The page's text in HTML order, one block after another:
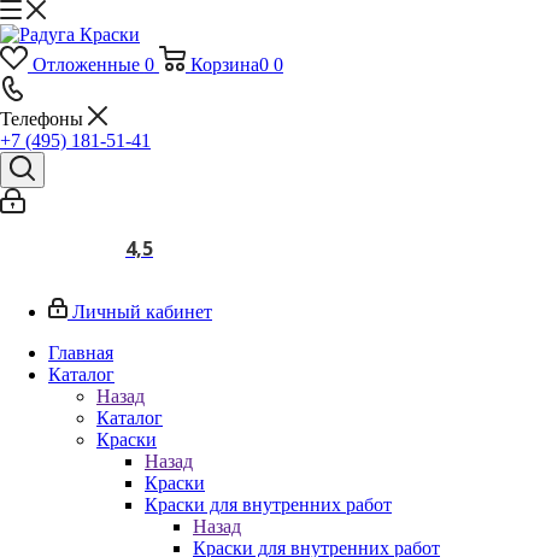
Отложенные 0 Корзина0 0
Телефоны
+7 (495) 181-51-41
4,5
Личный кабинет
Главная
Каталог
Назад
Каталог
Краски
Назад
Краски
Краски для внутренних работ
Назад
Краски для внутренних работ